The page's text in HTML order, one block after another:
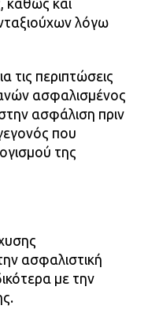
καθώς και
λόγω
τις περιπτώσεις
ασφαλισμένος
ασφάλιση πριν
που
της
ασφαλιστική
με την